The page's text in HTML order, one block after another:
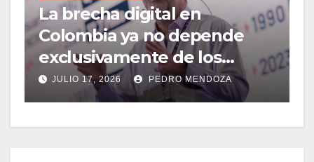
La brecha digital en
Colombia ya no depende
exclusivamente de los
cables de fibra óptica
JULIO 17, 2026 PEDRO MENDOZA